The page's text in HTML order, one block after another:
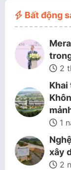
Bất động
2
Khai
1
xây
2